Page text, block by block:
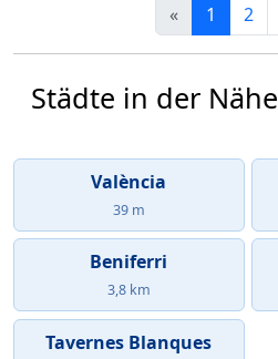
« 1 2
Städte in der Nähe
València
39 m
Beniferri
3,8 km
Tavernes Blanques